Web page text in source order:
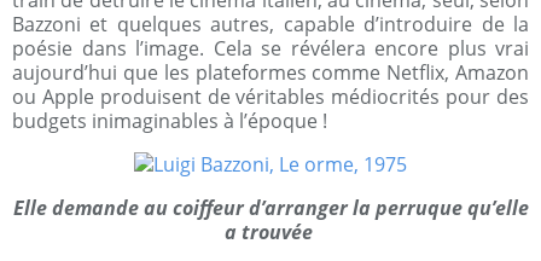
Bazzoni et quelques autres, capable d’introduire de la
poésie dans l’image. Cela se révélera encore plus vrai
aujourd’hui que les plateformes comme Netflix, Amazon
ou Apple produisent de véritables médiocrités pour des
budgets inimaginables à l’époque !
Elle demande au coiffeur d’arranger la perruque qu’elle
a trouvée